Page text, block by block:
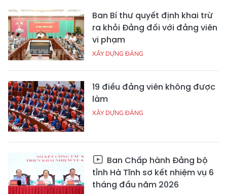
Ban Bí thư quyết định khai trừ
ra khỏi Đảng đối với đảng viên
vi phạm
XÂY DỰNG ĐẢNG
19 điều đảng viên không được
làm
XÂY DỰNG ĐẢNG
Ban Chấp hành Đảng bộ
tỉnh Hà Tĩnh sơ kết nhiệm vụ 6
tháng đầu năm 2026